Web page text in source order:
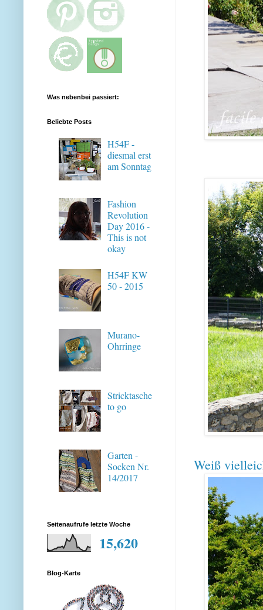
Weiß
Was nebenbei passiert:
Beliebte Posts
H54F -
diesmal erst
am Sonntag
Fashion
Revolution
Day 2016 -
This is not
okay
H54F KW
50 - 2015
Murano-
Ohrringe
Stricktasche
to go
Garten -
Socken Nr.
14/2017
Seitenaufrufe letzte Woche
15,620
Blog-Karte